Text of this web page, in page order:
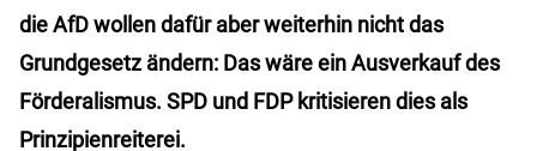
die AfD wollen dafür aber weiterhin nicht das
Grundgesetz ändern: Das wäre ein Ausverkauf des
Förderalismus. SPD und FDP kritisieren dies als
Prinzipienreiterei.